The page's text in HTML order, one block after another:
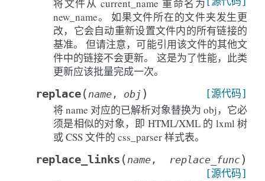
将文件从 current_name 重命名为
new_name。 如果文件所在的文件夹发生更
改，它会自动重新设置文件内的所有链接的
基准。 但请注意，可能引用该文件的其他文
件中的链接不会更新。 这是为了性能，此类
更新应该批量完成一次。
replace( name , obj ) [源代码]
将 name 对应的已解析对象替换为 obj，它必
须是相似的对象，即 HTML/XML 的 lxml 树
或 CSS 文件的 css_parser 样式表。
replace_links ( name , replace_func)
[源代码]